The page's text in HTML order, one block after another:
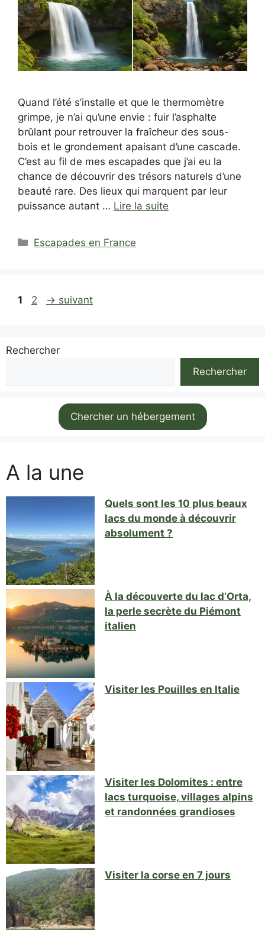
Quand l’été s’installe et que le thermomètre
grimpe, je n’ai qu’une envie : fuir l’asphalte
brûlant pour retrouver la fraîcheur des sous-
bois et le grondement apaisant d’une cascade.
C’est au fil de mes escapades que j’ai eu la
chance de découvrir des trésors naturels d’une
beauté rare. Des lieux qui marquent par leur
puissance autant … Lire la suite
Catégories
Escapades en France
Page
1 Page
2 → suivant
Rechercher
Rechercher
Chercher un hébergement
A la une
Quels sont les 10 plus beaux
lacs du monde à découvrir
absolument ?
À la découverte du lac d’Orta,
la perle secrète du Piémont
italien
Visiter les Pouilles en Italie
Visiter les Dolomites : entre
lacs turquoise, villages alpins
et randonnées grandioses
Visiter la corse en 7 jours